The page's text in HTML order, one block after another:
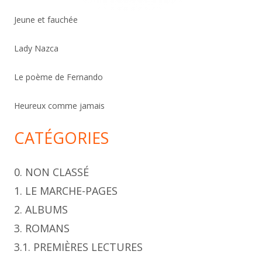
c
e
Jeune et fauchée
Lady Nazca
Le poème de Fernando
Heureux comme jamais
CATÉGORIES
0. NON CLASSÉ
1. LE MARCHE-PAGES
2. ALBUMS
3. ROMANS
3.1. PREMIÈRES LECTURES